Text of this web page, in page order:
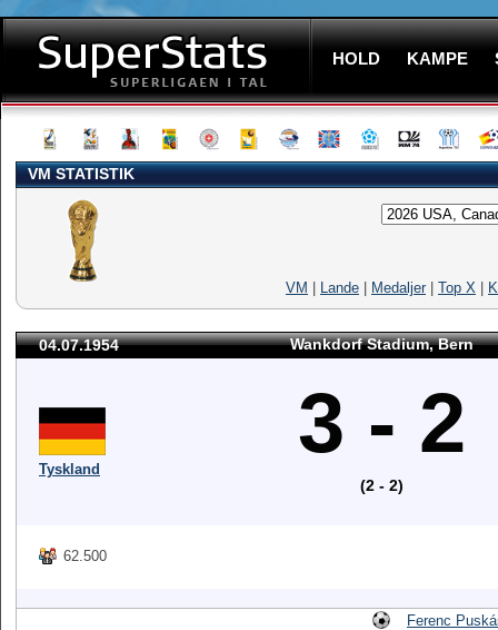
HOLD KAMPE
VM STATISTIK
VM Lande Medaljer Top X
04.07.1954 Wankdorf Stadium, Bern
Tyskland 3 - 2
(2 - 2)
62.500
Ferenc